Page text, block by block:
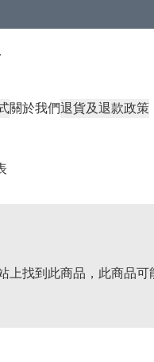
關於我們退貨及退款政策
上找到此商品，此商品